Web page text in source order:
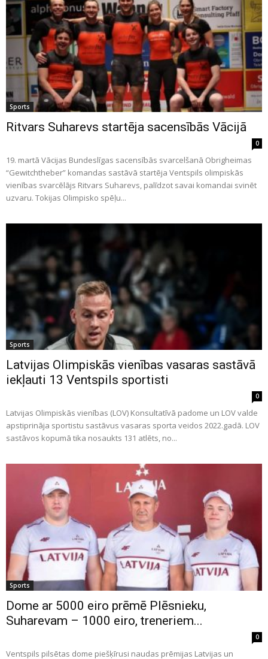
Sports
Ritvars Suharevs startēja sacensībās Vācijā
0
19. martā Vācijas Bundeslīgas sacensībās svarcelšanā Obrigheimas
“Gewitchtheber” komandas sastāvā startēja Ventspils olimpiskās
vienības svarcēlājs Ritvars Suharevs, palīdzot savai komandai svinēt
uzvaru. Tokijas Olimpisko spēļu...
Sports
Latvijas Olimpiskās vienības vasaras sastāvā
iekļauti 13 Ventspils sportisti
0
Latvijas Olimpiskās vienības (LOV) Konsultatīvā padome un LOV valde
apstiprināja sportistu sastāvus vasaras sporta veidos 2022.gadā. LOV
sastāvos kopumā tika nosaukts 131 atlēts, no...
Sports
Dome ar 5000 eiro prēmē Plēsnieku,
Suharevam – 1000 eiro, treneriem...
0
Ventspils pilsētas dome piešķīrusi naudas prēmijas Latvijas un